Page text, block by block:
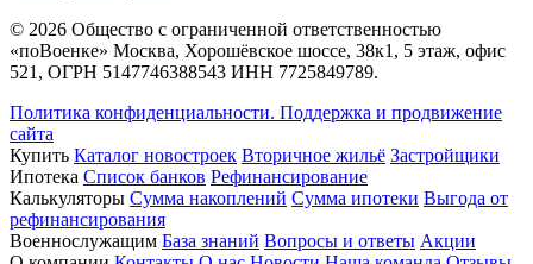
© 2026 Общество с ограниченной ответственностью
«поВоенке» Москва, Хорошёвское шоссе, 38к1, 5 этаж, офис
521, ОГРН 5147746388543 ИНН 7725849789.
Политика конфиденциальности. Поддержка и продвижение
сайта
Купить Каталог новостроек Вторичное жильё Застройщики
Ипотека Список банков Рефинансирование
Калькуляторы Сумма накоплений Сумма ипотеки Выгода от
рефинансирования
Военнослужащим База знаний Вопросы и ответы Акции